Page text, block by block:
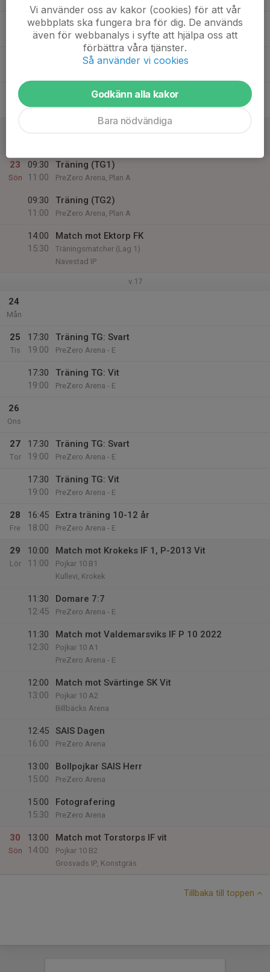
21
23
Sön
09:30
11:00
Träning (TG1)
PreZero Arena, Plan A
09:30
11:00
Träning (TG2)
PreZero Arena, Plan A
14:00
15:30
Match mot Ektorp FK
Träningsmatcher (Lag 1)
Navestad IP
v.17
24
Mån
25
Tis
17:30
19:00
Träning TG: Svart
PreZero Arena - E
17:30
19:00
Träning TG: Vit
PreZero Arena - E
26
Ons
27
Tor
17:30
19:00
Träning TG: Svart
PreZero Arena - E
17:30
19:00
Träning TG: Vit
PreZero Arena - E
28
Fre
16:45
18:00
Extra träning 10-12 år
PreZero Arena - E
29
Lör
10:00
11:00
Match mot Krokeks IF 1, P-2013 Vit
Pojkar 10 B1
Kullevi, Krokek
11:30
12:45
Domare 7:7
PreZero Arena - E
11:30
12:30
Match mot Valdemarsviks IF P 10 2022
Pojkar 10 A1
PreZero Arena - E
12:00
13:00
Match mot Svärtinge SK Vit
Pojkar 10 A2
Billbäcks Arena
12:45
16:00
SAIS Dagen
PreZero Arena
13:00
15:00
Bollpojkar SAIS Herr
PreZero Arena
15:00
15:30
Fotografering
PreZero Arena
30
Sön
13:00
14:00
Match mot Torstorps IF vit
Pojkar 10 B2
Grosvads IP, Konstgräs
Tillbaka till toppen
Vi använder oss av kakor (cookies) för att vår
webbplats ska fungera bra för dig. De används
även för webbanalys i syfte att hjälpa oss att
förbättra våra tjänster.
Så använder vi cookies
Godkänn alla kakor
Bara nödvändiga